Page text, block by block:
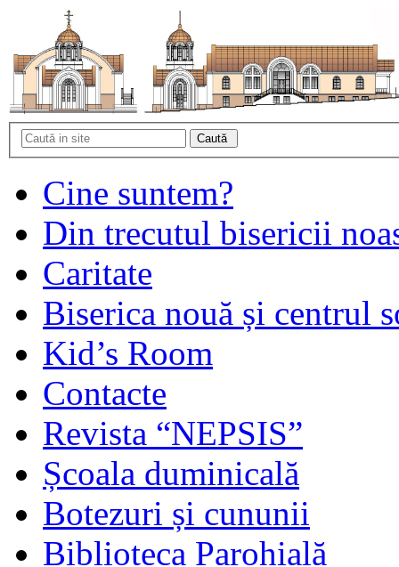
Cine suntem?
Din trecutul bisericii
Caritate
Biserica nouă și centrul
Kid’s Room
Contacte
Revista “NEPSIS”
Școala duminicală
Botezuri și cununii
Biblioteca Parohială